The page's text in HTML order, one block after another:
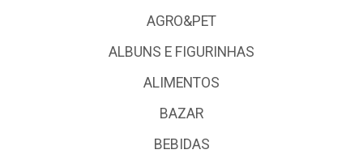
AGRO&PET
ALBUNS E FIGURINHAS
ALIMENTOS
BAZAR
BEBIDAS